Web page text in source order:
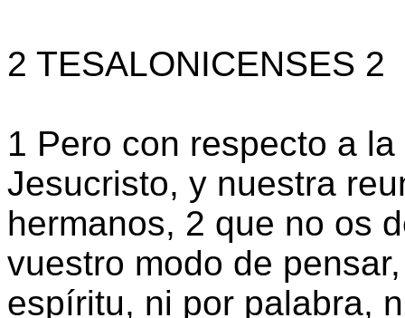
2 TESALONICENSES 2
1 Pero con respecto a
Jesucristo, y nuestra
hermanos, 2 que no os
vuestro modo de
espíritu, ni por palabra,